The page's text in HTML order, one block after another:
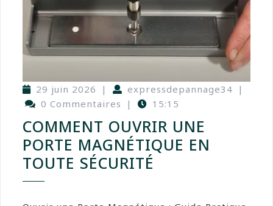
29 juin 2026 | expressdepannage34 |
0 Commentaires
| 15:15
COMMENT OUVRIR UNE
PORTE MAGNÉTIQUE EN
TOUTE SÉCURITÉ